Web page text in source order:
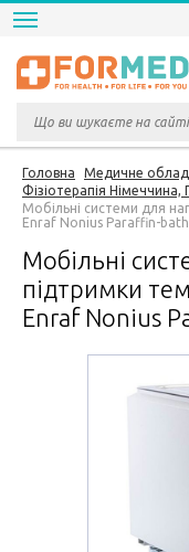
Головна
Медичне
Фізіотерапія Німеччина,
Мобільні системи для
Enraf Nonius Paraffin-bath
Мобільні
підтримки
Enraf Nonius